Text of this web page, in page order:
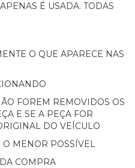
É USADA. TODAS
O QUE APARECE NAS
FOREM REMOVIDOS OS
E SE A PEÇA FOR
DO VEÍCULO
MENOR POSSÍVEL
COMPRA